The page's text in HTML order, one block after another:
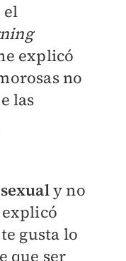
el
explicó
no
las
y no
gusta lo
que ser